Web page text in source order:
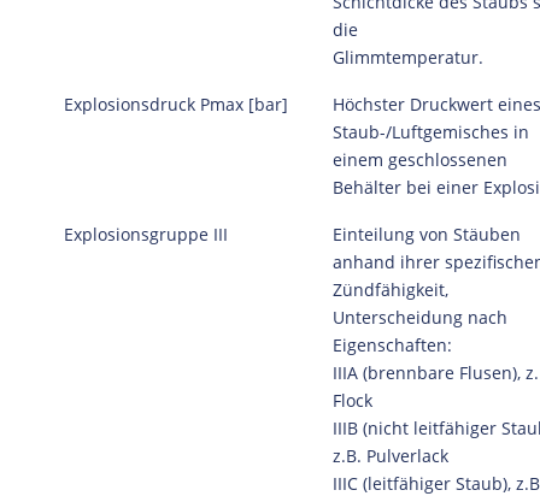
die
Glimmtemperatur.
Explosionsdruck Pmax [bar]
Höchster Druckwert eines
Staub-/Luftgemisches in
einem geschlossenen
Behälter bei einer
Explosionsgruppe III
Einteilung von Stäuben
anhand ihrer
Zündfähigkeit,
Unterscheidung nach
Eigenschaften:
IIIA (brennbare Flusen),
Flock
IIIB (nicht leitfähiger
z.B. Pulverlack
IIIC (leitfähiger Staub),